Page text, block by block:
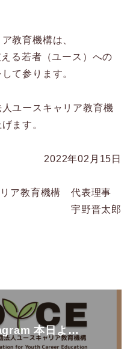
教育機構は、
る若者（ユース）への
て参ります。
ユースキャリア教育機
ます。
2022年02月15日
リア教育機構 代表理事
宇野晋太郎
本日よ…